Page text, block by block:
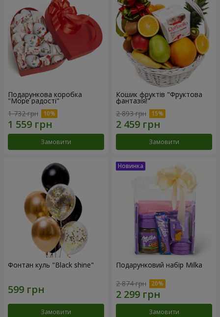
Подарункова коробка
"Море радості"
1 732 грн
Замовити
Кошик фруктів "Фруктова
фантазія!"
2 893 грн
Замовити
Фонтан куль "Black shine"
Замовити
Подарунковий набір Milka
2 874 грн
Замовити